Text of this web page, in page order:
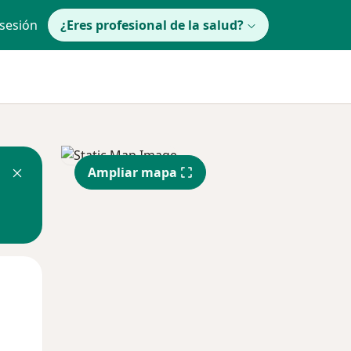
¿Eres profesional de la salud?
Ampliar mapa